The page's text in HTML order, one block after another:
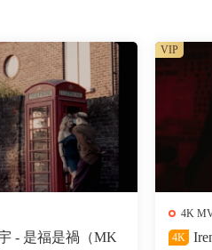
- 是福是禍（MK
4K
4K
VIP